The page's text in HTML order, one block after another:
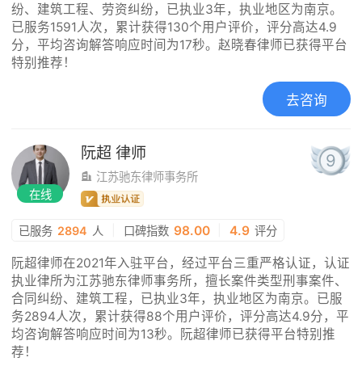
纷、建筑工程、劳资纠纷，已执业3年，执业地区为南京。
已服务1591人次，累计获得130个用户评价，评分高达4.9
分，平均咨询解答响应时间为17秒。赵晓春律师已获得平台
特别推荐！
去咨询
在线
阮超 律师
江苏驰东律师事务所
9
已服务 2894 人 口碑指数 98.00 4.9 评分
阮超律师在2021年入驻平台，经过平台三重严格认证，认证
执业律所为江苏驰东律师事务所，擅长案件类型刑事案件、
合同纠纷、建筑工程，已执业3年，执业地区为南京。已服
务2894人次，累计获得88个用户评价，评分高达4.9分，平
均咨询解答响应时间为13秒。阮超律师已获得平台特别推
荐！